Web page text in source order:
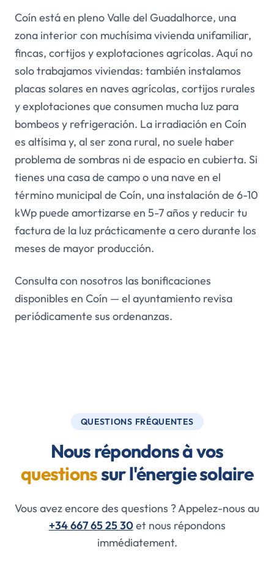
Coín está en pleno Valle del Guadalhorce, una
zona interior con muchísima vivienda unifamiliar,
fincas, cortijos y explotaciones agrícolas. Aquí no
solo trabajamos viviendas: también instalamos
placas solares en naves agrícolas, cortijos rurales
y explotaciones que consumen mucha luz para
bombeos y refrigeración. La irradiación en Coín
es altísima y, al ser zona rural, no suele haber
problema de sombras ni de espacio en cubierta. Si
tienes una casa de campo o una nave en el
término municipal de Coín, una instalación de 6-10
kWp puede amortizarse en 5-7 años y reducir tu
factura de la luz prácticamente a cero durante los
meses de mayor producción.
Consulta con nosotros las bonificaciones
disponibles en Coín — el ayuntamiento revisa
periódicamente sus ordenanzas.
QUESTIONS FRÉQUENTES
Nous répondons à vos
questionssur l'énergie solaire
Vous avez encore des questions ? Appelez-nous au
+34 667 65 25 30et nous répondons
immédiatement.